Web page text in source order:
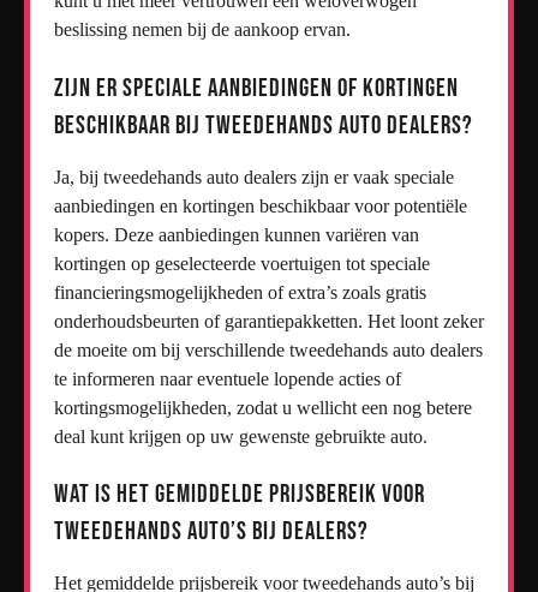
beslissing nemen bij de aankoop ervan.
Zijn er speciale aanbiedingen of kortingen
beschikbaar bij tweedehands auto dealers?
Ja, bij tweedehands auto dealers zijn er vaak speciale
aanbiedingen en kortingen beschikbaar voor potentiële
kopers. Deze aanbiedingen kunnen variëren van
kortingen op geselecteerde voertuigen tot speciale
financieringsmogelijkheden of extra’s zoals gratis
onderhoudsbeurten of garantiepakketten. Het loont zeker
de moeite om bij verschillende tweedehands auto dealers
te informeren naar eventuele lopende acties of
kortingsmogelijkheden, zodat u wellicht een nog betere
deal kunt krijgen op uw gewenste gebruikte auto.
Wat is het gemiddelde prijsbereik voor
tweedehands auto’s bij dealers?
Het gemiddelde prijsbereik voor tweedehands auto’s bij